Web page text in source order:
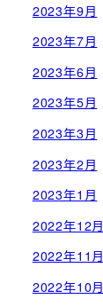
2023年9月
2023年7月
2023年6月
2023年5月
2023年3月
2023年2月
2023年1月
2022年12月
2022年11月
2022年10月